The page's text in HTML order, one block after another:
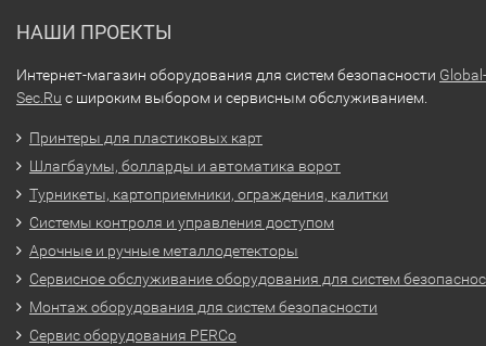
НАШИ ПРОЕКТЫ
Интернет-магазин оборудования для систем безопасности Global-
Sec.Ru с широким выбором и сервисным обслуживанием.
Принтеры для пластиковых карт
Шлагбаумы, болларды и автоматика ворот
Турникеты, картоприемники, ограждения, калитки
Системы контроля и управления доступом
Арочные и ручные металлодетекторы
Сервисное обслуживание оборудования для систем
Монтаж оборудования для систем безопасности
Сервис оборудования PERCo